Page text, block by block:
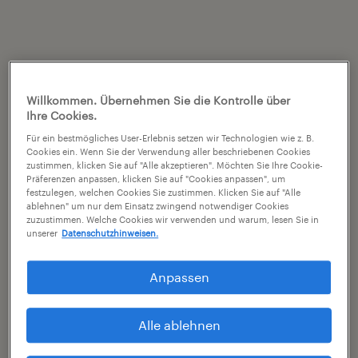
Willkommen. Übernehmen Sie die Kontrolle über
Ihre Cookies.
Für ein bestmögliches User-Erlebnis setzen wir Technologien wie z. B.
Cookies ein. Wenn Sie der Verwendung aller beschriebenen Cookies
zustimmen, klicken Sie auf "Alle akzeptieren". Möchten Sie Ihre Cookie-
Präferenzen anpassen, klicken Sie auf "Cookies anpassen", um
festzulegen, welchen Cookies Sie zustimmen. Klicken Sie auf "Alle
ablehnen" um nur dem Einsatz zwingend notwendiger Cookies
zuzustimmen. Welche Cookies wir verwenden und warum, lesen Sie in
unserer Datenschutzhinweisen.
Anpassen
Alle ablehnen